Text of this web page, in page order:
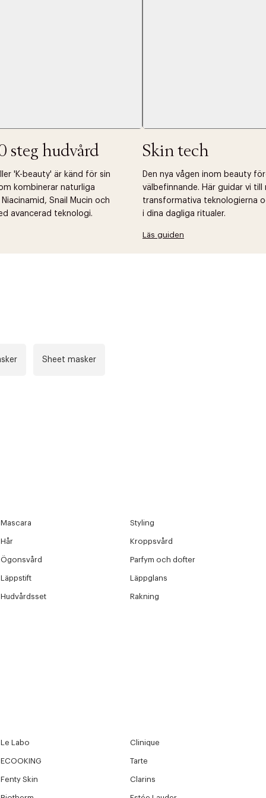
steg hudvård
'K-beauty' är känd för sin
kombinerar naturliga
Snail Mucin och
avancerad teknologi.
Skin tech
Den nya vågen inom beauty
välbefinnande. Här guidar vi till
transformativa teknologierna
i dina dagliga ritualer.
Läs guiden
Sheet masker
Mascara Styling
Hår Kroppsvård
Ögonsvård Parfym och dofter
Läppstift Läppglans
Hudvårdsset Rakning
Le Labo Clinique
ECOOKING Tarte
Fenty Skin Clarins